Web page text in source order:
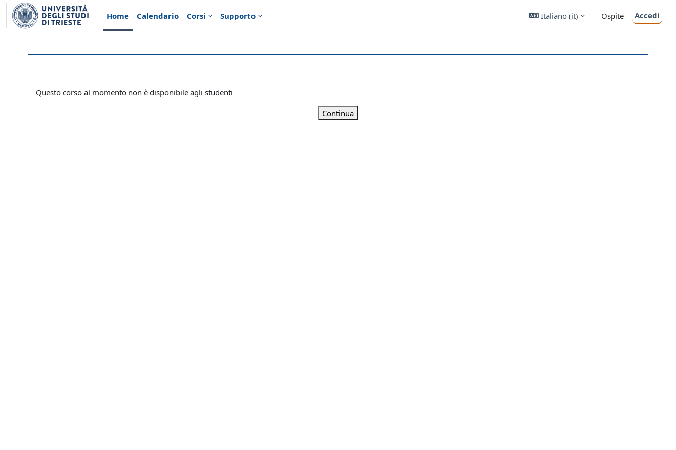
Vai al contenuto principale
Home
Calendario Corsi Supporto Italiano ‎(it)‎ Ospite Accedi
Questo corso al momento non è disponibile agli studenti
Continua